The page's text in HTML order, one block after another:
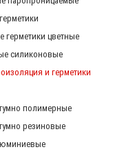
герметики цветные
силиконовые
и герметики
полимерные
резиновые